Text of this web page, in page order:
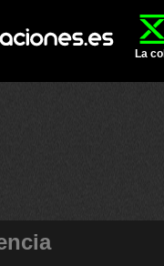
La